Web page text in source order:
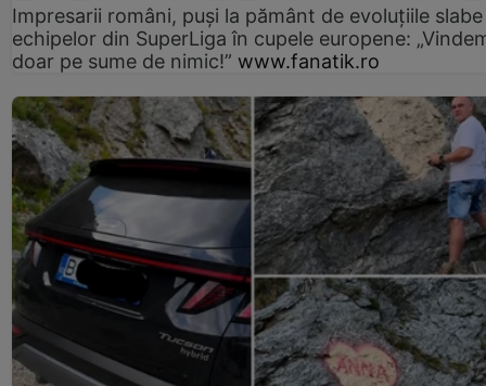
Impresarii români, puși la pământ de evoluțiile slabe
echipelor din SuperLiga în cupele europene:
doar pe sume de nimic!” www.fanatik.ro